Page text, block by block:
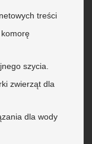
treści
szycia.
zwierząt dla
dla wody